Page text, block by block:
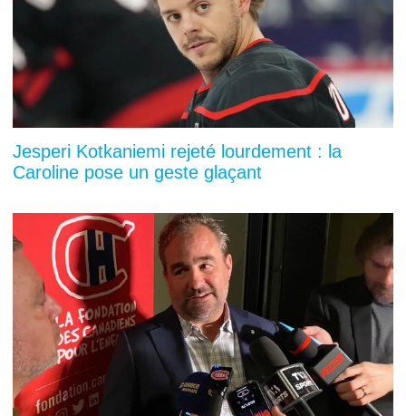
Jesperi Kotkaniemi rejeté lourdement : la
Caroline pose un geste glaçant